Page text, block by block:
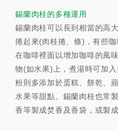
錫蘭肉桂的多種運用
錫蘭肉桂可以長到相當的高
捲起來(肉桂捲、條)，有些
在咖啡裡面以增加咖啡的風
物(如水果)上，煮湯時可加
粉則多添加於蛋糕、餅乾、
水果等甜點。錫蘭肉桂也常
香等製成焚香及香袋，或製